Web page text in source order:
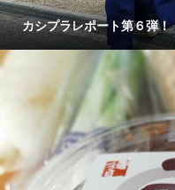
カシプラレポート第６弾